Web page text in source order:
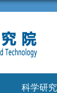
科学研究